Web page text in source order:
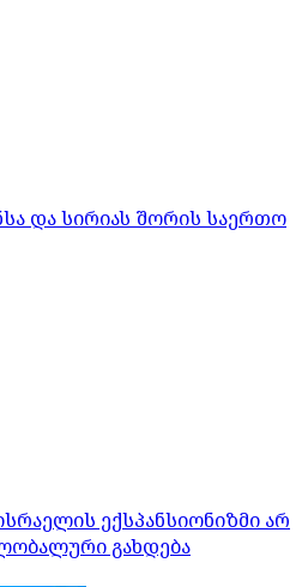
და სირიას შორის საერთო
ექსპანსიონიზმი არ
გახდება